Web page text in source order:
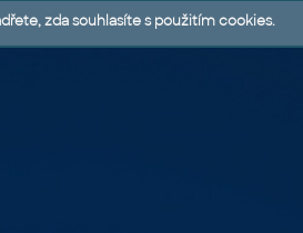
zda souhlasíte s použitím cookies.